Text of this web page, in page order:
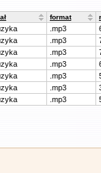
format
.mp3
.mp3
.mp3
.mp3
.mp3
.mp3
.mp3